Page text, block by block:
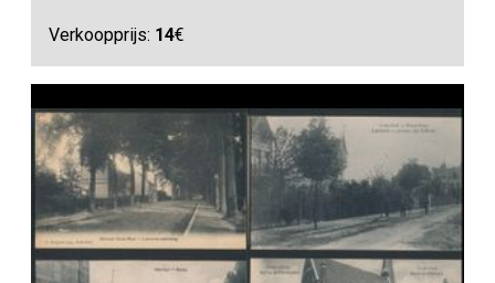
Verkoopprijs: 14€